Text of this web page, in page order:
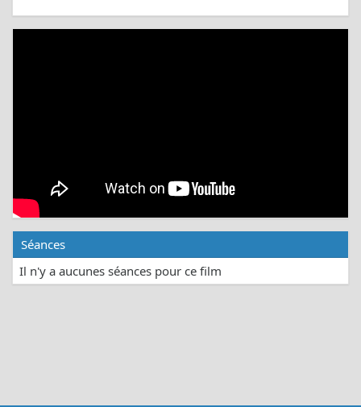
Séances
Il n'y a aucunes séances pour ce film